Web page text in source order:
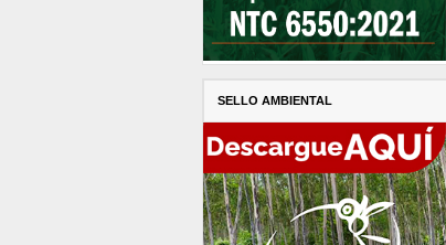
SELLO AMBIENTAL